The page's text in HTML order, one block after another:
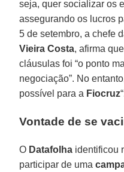
seja, quer socializar os
assegurando os lucros
5 de setembro, a chefe
Vieira Costa, afirma
cláusulas foi “o ponto
negociação”. No
possível para a Fiocruz
Vontade de se
O Datafolha identificou
participar de uma